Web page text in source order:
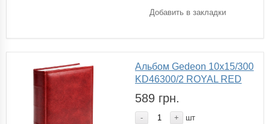
Добавить в закладки
Альбом Gedeon 10х15/300
KD46300/2 ROYAL RED
589 грн.
- + шт